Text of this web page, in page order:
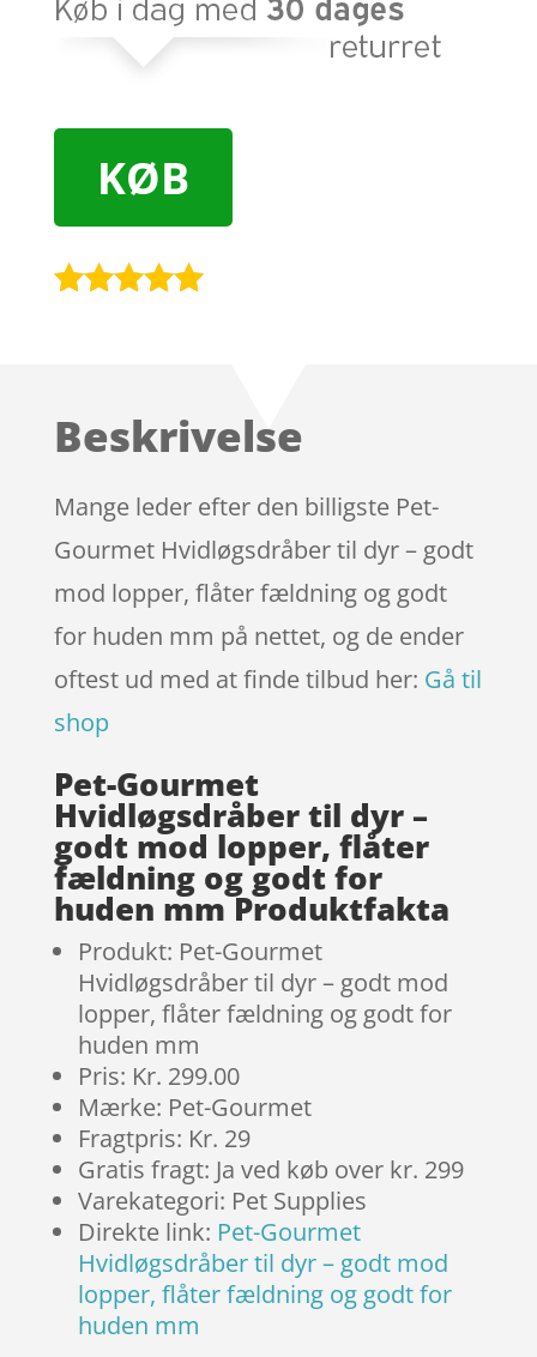
KØB
kundebedøm
Beskrivelse
Mange leder efter den billigste Pet-
Gourmet Hvidløgsdråber til dyr – godt
mod lopper, flåter fældning og godt
for huden mm på nettet, og de ender
oftest ud med at finde tilbud her: Gå til
shop
Pet-Gourmet
Hvidløgsdråber til dyr –
godt mod lopper, flåter
fældning og godt for
huden mm Produktfakta
Produkt: Pet-Gourmet
Hvidløgsdråber til dyr – godt mod
lopper, flåter fældning og godt for
huden mm
Pris: Kr. 299.00
Mærke: Pet-Gourmet
Fragtpris: Kr. 29
Gratis fragt: Ja ved køb over kr. 299
Varekategori: Pet Supplies
Direkte link: Pet-Gourmet
Hvidløgsdråber til dyr – godt mod
lopper, flåter fældning og godt for
huden mm